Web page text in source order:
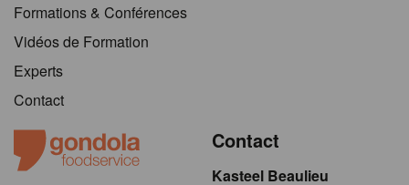
Formations & Conférences
Vidéos de Formation
Experts
Contact
Contact
Kasteel Beaulieu